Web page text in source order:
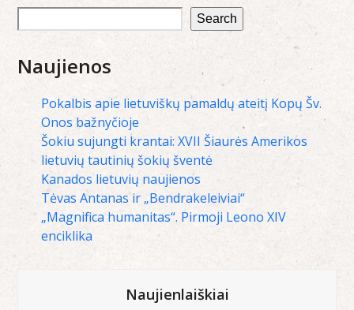
Search
Naujienos
Pokalbis apie lietuviškų pamaldų ateitį Kopų Šv.
Onos bažnyčioje
Šokiu sujungti krantai: XVII Šiaurės Amerikos
lietuvių tautinių šokių šventė
Kanados lietuvių naujienos
Tėvas Antanas ir „Bendrakeleiviai“
„Magnifica humanitas“. Pirmoji Leono XIV
enciklika
Naujienlaiškiai